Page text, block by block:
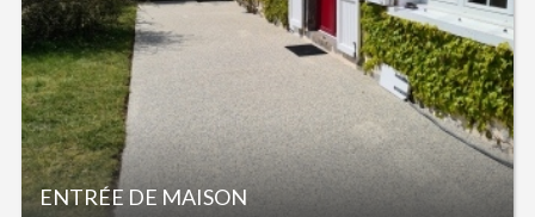
ENTRÉE DE MAISON